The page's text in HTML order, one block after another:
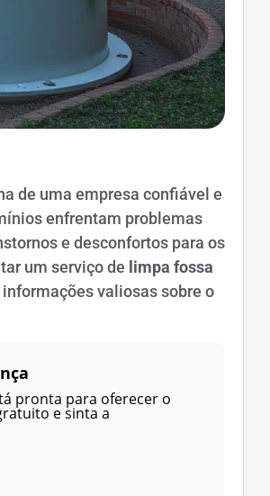
de uma empresa confiável e
enfrentam problemas
e desconfortos para os
um serviço de limpa fossa
valiosas sobre o
pronta para oferecer o
e sinta a